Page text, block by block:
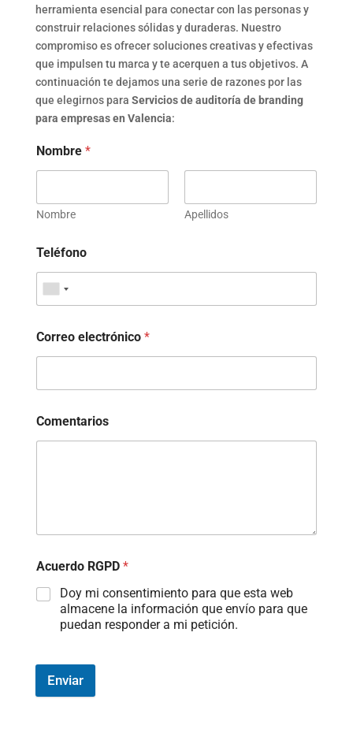
herramienta esencial para conectar con las personas y
construir relaciones sólidas y duraderas. Nuestro
compromiso es ofrecer soluciones creativas y efectivas
que impulsen tu marca y te acerquen a tus objetivos. A
continuación te dejamos una serie de razones por las
que elegirnos para Servicios de auditoría de branding
para empresas en Valencia:
Nombre *
Nombre Apellidos
Teléfono
Correo electrónico *
Comentarios
Acuerdo RGPD *
Doy mi consentimiento para que esta web
almacene la información que envío para que
puedan responder a mi petición.
Enviar